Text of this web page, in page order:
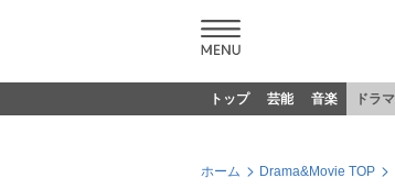
トップ 芸能 音楽 ドラ
ホーム Drama&Movie TOP